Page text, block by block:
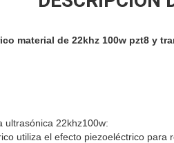
material de 22khz 100w pzt8 y
ultrasónica 22khz100w:
utiliza el efecto piezoeléctrico